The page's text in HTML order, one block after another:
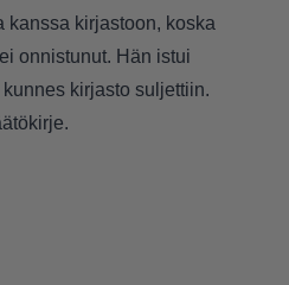
kanssa kirjastoon, koska
onnistunut. Hän istui
kirjasto suljettiin.